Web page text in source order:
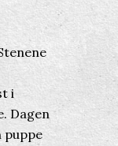
i
Dagen
puppe